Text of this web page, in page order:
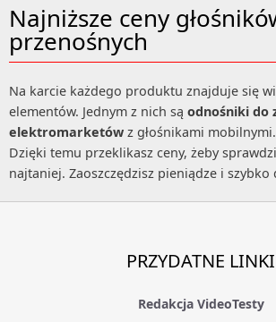
Najniższe ceny
przenośnych
Na karcie każdego produktu znajduje się
elementów. Jednym z nich są odnośniki do
elektromarketów z głośnikami mobilnymi.
Dzięki temu przeklikasz ceny, żeby
najtaniej. Zaoszczędzisz pieniądze i szybko
PRZYDATNE LINKI
Redakcja VideoTesty